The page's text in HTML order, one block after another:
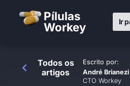
Pílulas
Workey
Ir
Todos os
artigos
Escrito por:
André Brianezi
CTO Workey